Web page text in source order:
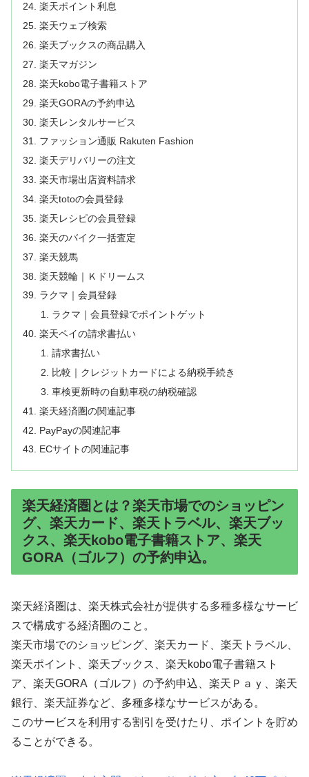
楽天ポイント利息
楽天ウェブ検索
楽天ブックスの商品購入
楽天マガジン
楽天kobo電子書籍ストア
楽天GORAの予約申込
楽天レンタルサービス
ファッション通販 Rakuten Fashion
楽天デリバリーの注文
楽天市場出店資料請求
楽天totoの会員登録
楽天レシピの会員登録
楽天のバイク一括査定
楽天競馬
楽天競輪｜Ｋドリームス
ラクマ｜会員登録
ラクマ｜会員登録でポイントゲット
楽天ペイの請求書払い
請求書払い
比較｜クレジットカードによる納税手続き
車検更新時の自動車税の納税確認
楽天経済圏の関連記事
PayPayの関連記事
ECサイトの関連記事
楽天経済圏とは？楽天市場でのショッピン
グ、楽天カード、楽天トラベル、楽天ブッ
クス、楽天kobo電子書籍ストア、楽天
GORA（ゴルフ）の予約申込。
楽天経済圏は、楽天株式会社が提供する多種多様なサービ
スで構成する経済圏のこと。
楽天市場でのショッピング、楽天カード、楽天トラベル、
楽天ポイント、楽天ブックス、楽天kobo電子書籍スト
ア、楽天GORA（ゴルフ）の予約申込、楽天Ｐａｙ、楽天
銀行、楽天証券など、多種多様なサービスがある。
このサービスを利用する割引を受けたり、ポイントを貯め
ることができる。